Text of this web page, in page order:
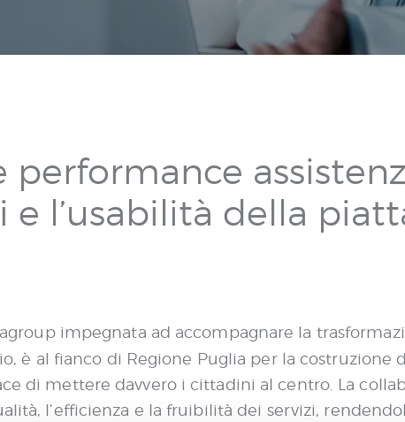
l’usabilità della
impegnata ad accompagnare la
è al fianco di Regione Puglia per la costruzione
di mettere davvero i cittadini al centro. La
l’efficienza e la fruibilità dei servizi,